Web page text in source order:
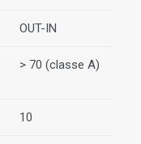
OUT-IN
> 70 (classe A)
10